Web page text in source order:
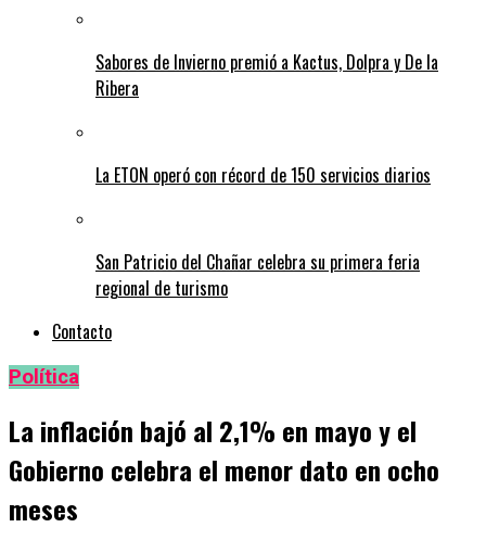
Sabores de Invierno premió a Kactus, Dolpra y De la
Ribera
La ETON operó con récord de 150 servicios diarios
San Patricio del Chañar celebra su primera feria
regional de turismo
Contacto
Política
La inflación bajó al 2,1% en mayo y el
Gobierno celebra el menor dato en ocho
meses